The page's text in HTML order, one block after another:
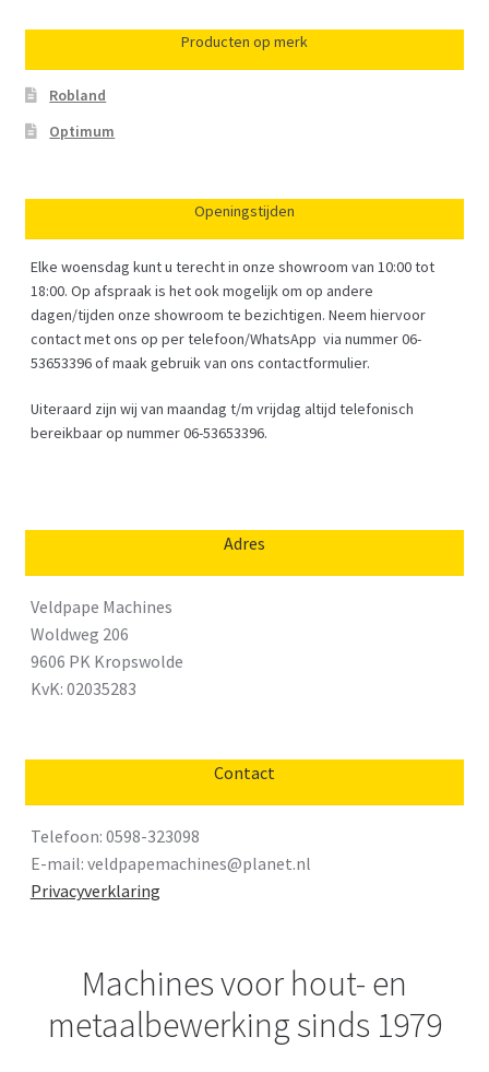
Producten op merk
Robland
Optimum
Openingstijden
Elke woensdag kunt u terecht in onze showroom van 10:00 tot
18:00. Op afspraak is het ook mogelijk om op andere
dagen/tijden onze showroom te bezichtigen. Neem hiervoor
contact met ons op per telefoon/WhatsApp via nummer 06-
53653396 of maak gebruik van ons contactformulier.
Uiteraard zijn wij van maandag t/m vrijdag altijd telefonisch
bereikbaar op nummer 06-53653396.
Adres
Veldpape Machines
Woldweg 206
9606 PK Kropswolde
KvK: 02035283
Contact
Telefoon: 0598-323098
E-mail: veldpapemachines@planet.nl
Privacyverklaring
Machines voor hout- en
metaalbewerking sinds 1979